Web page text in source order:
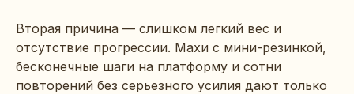
Вторая причина — слишком легкий вес и
отсутствие прогрессии. Махи с мини-резинкой,
бесконечные шаги на платформу и сотни
повторений без серьезного усилия дают только